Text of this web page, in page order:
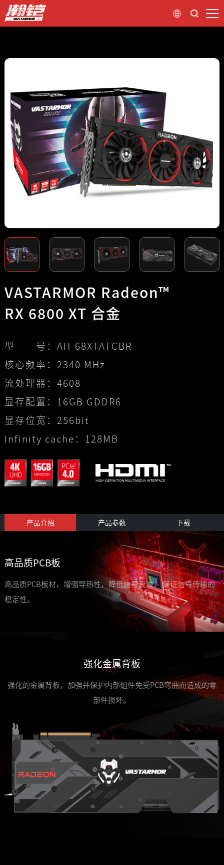
VASTARMOR Radeon™
RX 6800 XT 合金
型 号： AH-68XTATCBR
核心频率： 2340 MHz
流处理器： 4608
显存配置： 16GB GDDR6
显存位宽： 256bit
Infinity cache： 128MB
产品介绍 产品参数 下载
高品质PCB板
高品质PCB板材，增强导热性，降低信号衰减， 保证信号传输的
稳定性。
强化金属背板
强化的金属背板，加强并保护内部组件免受PCB弯曲而造成的零
部件损坏。